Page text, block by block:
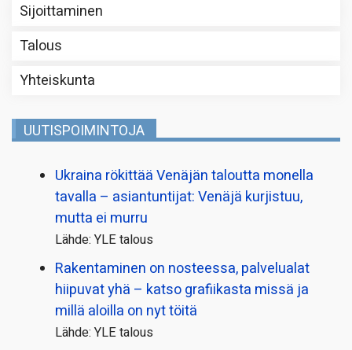
Sijoittaminen
Talous
Yhteiskunta
UUTISPOIMINTOJA
Ukraina rökittää Venäjän taloutta monella
tavalla – asiantuntijat: Venäjä kurjistuu,
mutta ei murru
Lähde: YLE talous
Rakentaminen on nosteessa, palvelualat
hiipuvat yhä – katso grafiikasta missä ja
millä aloilla on nyt töitä
Lähde: YLE talous